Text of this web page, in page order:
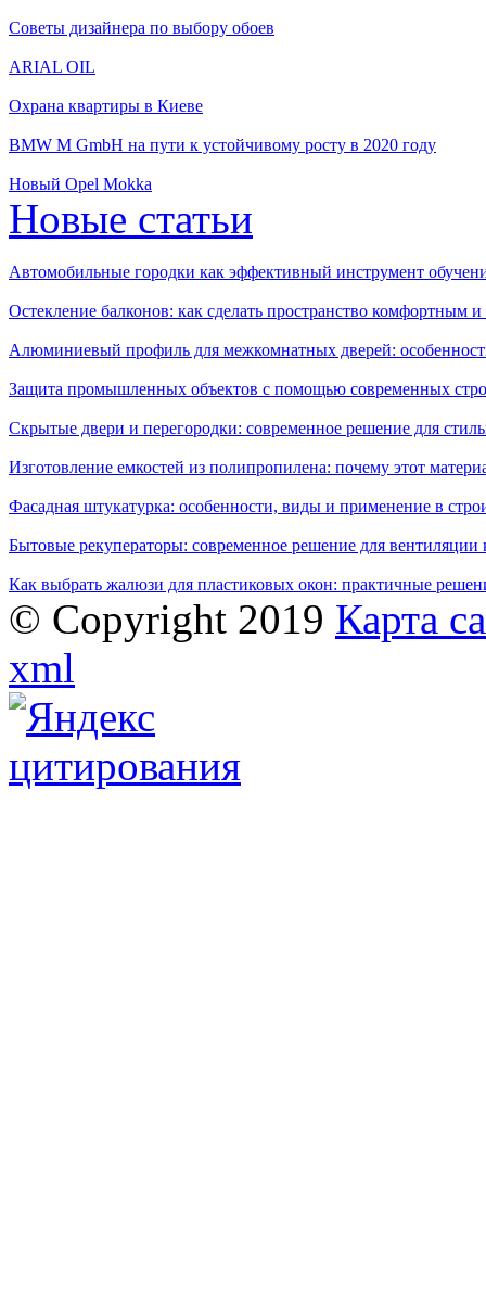
Советы дизайнера по выбору обоев
ARIAL OIL
Охрана квартиры в Киеве
BMW M GmbH на пути к устойчивому росту в 2020 году
Новый Opel Mokka
Новые статьи
Автомобильные городки как эффективный инструмент
Остекление балконов: как сделать пространство комфортным
Алюминиевый профиль для межкомнатных дверей:
Защита промышленных объектов с помощью современных
Скрытые двери и перегородки: современное решение для
Изготовление емкостей из полипропилена: почему этот
Фасадная штукатурка: особенности, виды и применение в
Бытовые рекуператоры: современное решение для вентиляции
Как выбрать жалюзи для пластиковых окон: практичные
© Copyright 2019 Карта
xml